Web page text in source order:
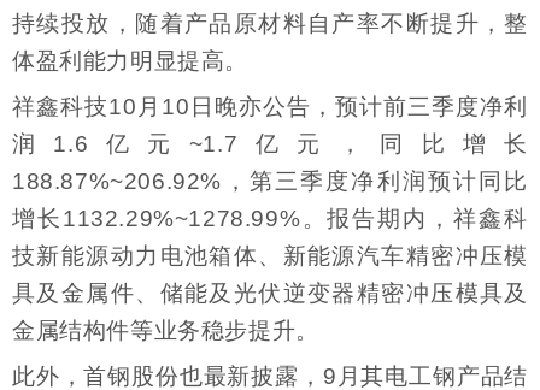
持续投放，随着产品原材料自产率不断提升，整
体盈利能力明显提高。
祥鑫科技10月10日晚亦公告，预计前三季度净利
润1.6亿元~1.7亿元，同比增长
188.87%~206.92%，第三季度净利润预计同比
增长1132.29%~1278.99%。报告期内，祥鑫科
技新能源动力电池箱体、新能源汽车精密冲压模
具及金属件、储能及光伏逆变器精密冲压模具及
金属结构件等业务稳步提升。
此外，首钢股份也最新披露，9月其电工钢产品结